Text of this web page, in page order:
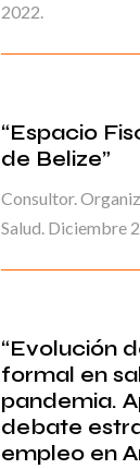
2022.
“Espacio
de Belize”
Consultor.
Salud. Diciembre
“Evolución
formal en
pandemia.
debate
empleo en